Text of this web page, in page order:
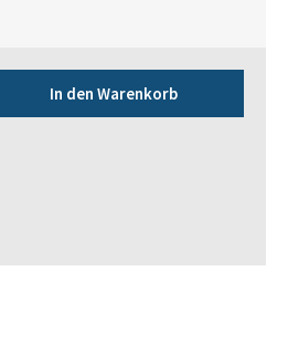
In den Warenkorb